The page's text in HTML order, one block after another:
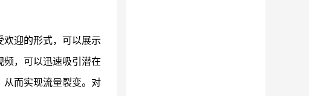
迎的形式，可以展示
，可以迅速吸引潜在
从而实现流量裂变。对